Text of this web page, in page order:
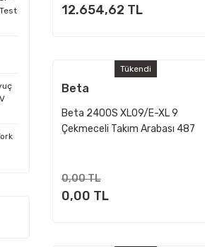
12.654,62 TL
Tükendi
Beta
Beta 2400S XL09/E-XL 9
Çekmeceli Takım Arabası 487
0,00 TL
0,00 TL